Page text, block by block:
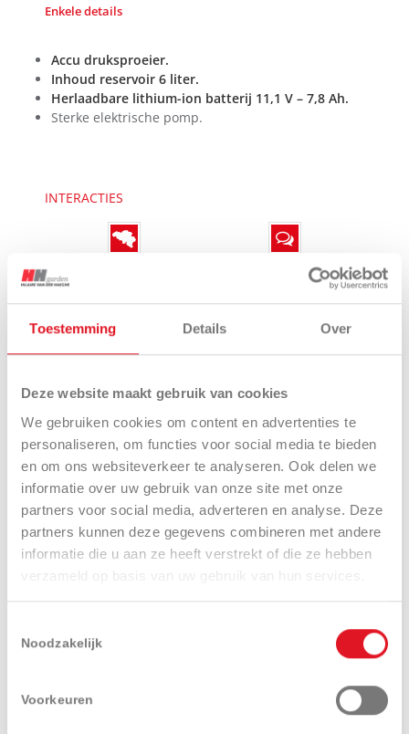
Toestemming Details Over
Deze website maakt gebruik van cookies
We gebruiken cookies om content en advertenties te
personaliseren, om functies voor social media te bieden
en om ons websiteverkeer te analyseren. Ook delen we
informatie over uw gebruik van onze site met onze
partners voor social media, adverteren en analyse. Deze
partners kunnen deze gegevens combineren met andere
informatie die u aan ze heeft verstrekt of die ze hebben
verzameld op basis van uw gebruik van hun services.
Noodzakelijk
Voorkeuren
Enkele details
Accu druksproeier.
Inhoud reservoir 6 liter.
Herlaadbare lithium-ion batterij 11,1 V – 7,8 Ah.
Sterke elektrische pomp.
INTERACTIES
Adviesaanvraag
Presentatie Technische Uitrustingen